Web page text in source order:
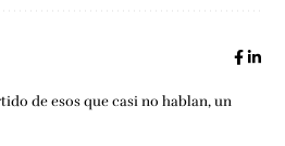
de esos que casi no hablan, un